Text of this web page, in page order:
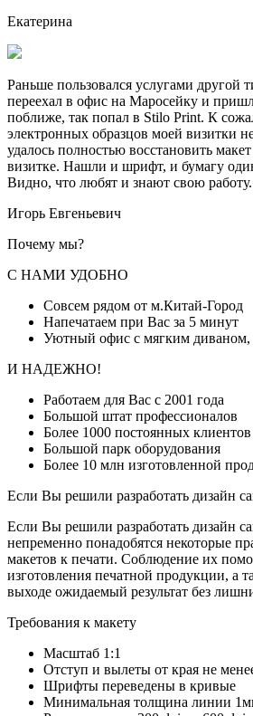
Екатерина
Раньше пользовался услугами другой
переехал в офис на Маросейку и
поближе, так попал в Stilo Print. К
электронных образцов моей визитки
удалось полностью восстановить
визитке. Нашли и шрифт, и бумагу
Видно, что любят и знают свою работу.
Игорь Евгеньевич
Почему мы?
С НАМИ УДОБНО
Совсем рядом от м.Китай-Город
Напечатаем при Вас за 5 минут
Уютный офис с мягким
И НАДЕЖНО!
Работаем для Вас с 2001 года
Большой штат профессионалов
Более 1000 постоянных клиентов
Большой парк оборудования
Более 10 млн изготовленной
Если Вы решили разработать дизайн
Если Вы решили разработать дизайн
непременно понадобятся некоторые
макетов к печати. Соблюдение их
изготовления печатной продукции, а
выходе ожидаемый результат без
Требования к макету
Масштаб 1:1
Отступ и вылеты от края не
Шрифты переведены в кривые
Минимальная толщина линии